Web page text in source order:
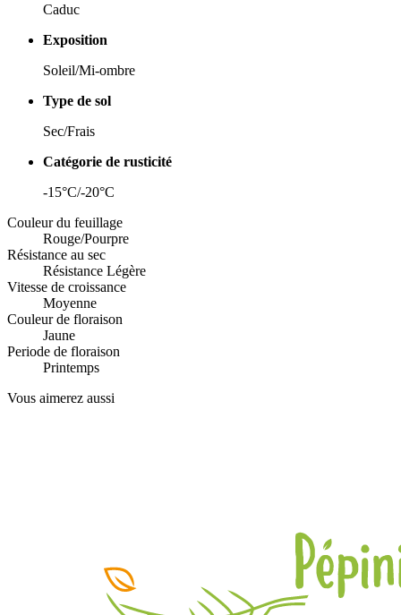
Caduc
Exposition
Soleil/Mi-ombre
Type de sol
Sec/Frais
Catégorie de rusticité
-15°C/-20°C
Couleur du feuillage
Rouge/Pourpre
Résistance au sec
Résistance Légère
Vitesse de croissance
Moyenne
Couleur de floraison
Jaune
Periode de floraison
Printemps
Vous aimerez aussi